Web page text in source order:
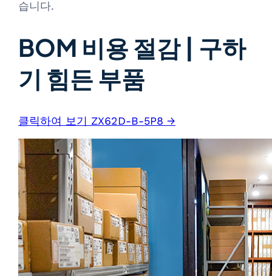
습니다.
BOM 비용 절감 | 구하
기 힘든 부품
클릭하여 보기 ZX62D-B-5P8 →